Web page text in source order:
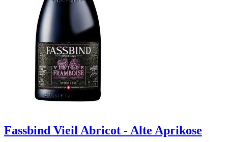
Fassbind Vieil Abricot - Alte Aprikose